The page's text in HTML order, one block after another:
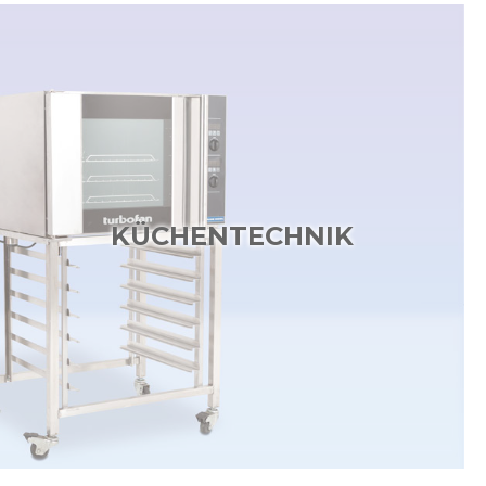
KÜCHENTECHNIK